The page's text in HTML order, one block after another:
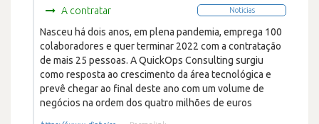
Noticias
A contratar
Nasceu há dois anos, em plena pandemia, emprega 100
colaboradores e quer terminar 2022 com a contratação
de mais 25 pessoas. A QuickOps Consulting surgiu
como resposta ao crescimento da área tecnológica e
prevê chegar ao final deste ano com um volume de
negócios na ordem dos quatro milhões de euros